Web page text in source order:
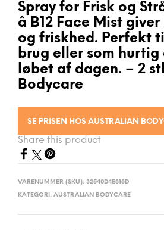
Spray for Frisk og
â B12 Face Mist
og friskhed. Perfekt
brug eller som
løbet af dagen. – 2
Bodycare
SE PRISEN HOS AUSTRALIAN
Share this product
VARENUMMER (SKU): 32540D4E818D
KATEGORI: AUSTRALIAN BODYCARE